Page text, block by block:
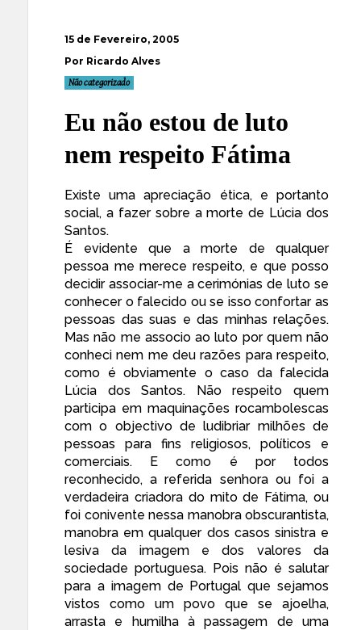
15 de Fevereiro, 2005
Por Ricardo Alves
Não categorizado
Eu não estou de luto
nem respeito Fátima
Existe uma apreciação ética, e portanto
social, a fazer sobre a morte de Lúcia dos
Santos.
É evidente que a morte de qualquer
pessoa me merece respeito, e que posso
decidir associar-me a cerimónias de luto se
conhecer o falecido ou se isso confortar as
pessoas das suas e das minhas relações.
Mas não me associo ao luto por quem não
conheci nem me deu razões para respeito,
como é obviamente o caso da falecida
Lúcia dos Santos. Não respeito quem
participa em maquinações rocambolescas
com o objectivo de ludibriar milhões de
pessoas para fins religiosos, políticos e
comerciais. E como é por todos
reconhecido, a referida senhora ou foi a
verdadeira criadora do mito de Fátima, ou
foi conivente nessa manobra obscurantista,
manobra em qualquer dos casos sinistra e
lesiva da imagem e dos valores da
sociedade portuguesa. Pois não é salutar
para a imagem de Portugal que sejamos
vistos como um povo que se ajoelha,
arrasta e humilha à passagem de uma